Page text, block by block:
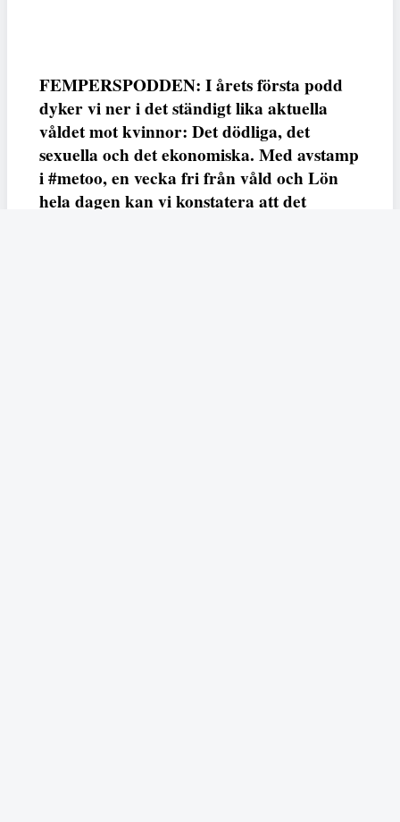
FEMPERSPODDEN: I årets första podd
dyker vi ner i det ständigt lika aktuella
våldet mot kvinnor: Det dödliga, det
sexuella och det ekonomiska. Med avstamp
i #metoo, en vecka fri från våld och Lön
hela dagen kan vi konstatera att det